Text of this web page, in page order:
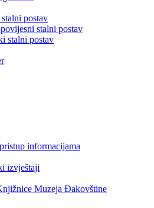
postav
stalni postav
stalni postav
informacijama
izvještaji
Muzeja Đakovštine